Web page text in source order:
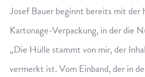
Josef Bauer beginnt bereits mit der
Kartonage-Verpackung, in der die
„Die Hülle stammt von mir, der
vermerkt ist. Vom Einband, der in